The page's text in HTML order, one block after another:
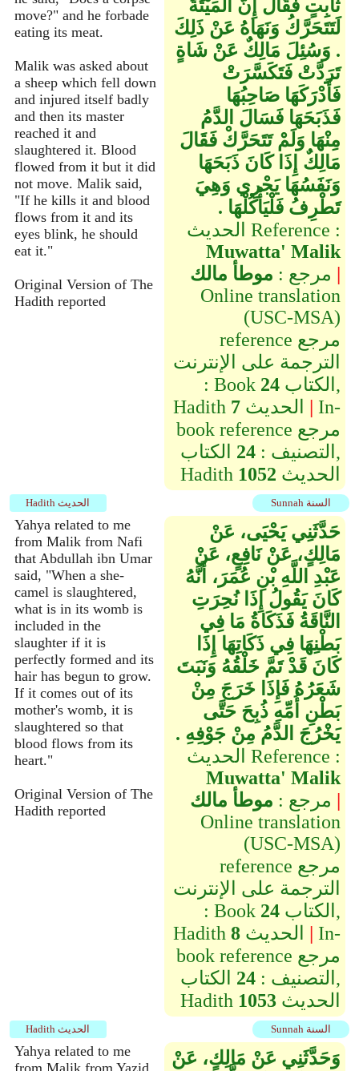
move?" and he forbade
eating its meat.
Malik was asked about
a sheep which fell down
and injured itself badly
and then its master
reached it and
slaughtered it. Blood
flowed from it but it did
not move. Malik said,
"If he kills it and blood
flows from it and its
eyes blink, he should
eat it."
Original Version of The
Hadith reported
ثَابِتٍ فَقَالَ إِنَّ الْمَيْتَةَ
لَتَتَحَرَّكُ وَنَهَاهُ عَنْ ذَلِكَ
‏.‏ وَسُئِلَ مَالِكٌ عَنْ شَاةٍ
تَرَدَّتْ فَتَكَسَّرَتْ
فَأَدْرَكَهَا صَاحِبُهَا
فَذَبَحَهَا فَسَالَ الدَّمُ
مِنْهَا وَلَمْ تَتَحَرَّكْ فَقَالَ
مَالِكٌ إِذَا كَانَ ذَبَحَهَا
وَنَفَسُهَا يَجْرِي وَهِيَ
تَطْرِفُ فَلْيَأْكُلْهَا ‏.‏
الحديث Reference :
Muwatta' Malik
مرجع : موطأ مالك
|
Online translation
(USC-MSA)
reference مرجع
الترجمة على الإنترنت
: Book 24الكتاب,
Hadith 7 | In-
book reference مرجع
التصنيف :24 الكتاب,
Hadith 1052 الحديث
Sunnah السنة Hadith الحديث
Yahya related to me
from Malik from Nafi
that Abdullah ibn Umar
said, "When a she-
camel is slaughtered,
what is in its womb is
included in the
slaughter if it is
perfectly formed and its
hair has begun to grow.
If it comes out of its
mother's womb, it is
slaughtered so that
blood flows from its
heart."
Original Version of The
Hadith reported
حَدَّثَنِي يَحْيَى، عَنْ
مَالِكٍ، عَنْ نَافِعٍ، عَنْ
عَبْدِ اللَّهِ بْنِ عُمَرَ، أَنَّهُ
كَانَ يَقُولُ إِذَا نُحِرَتِ
النَّاقَةُ فَذَكَاةُ مَا فِي
بَطْنِهَا فِي ذَكَاتِهَا إِذَا
كَانَ قَدْ تَمَّ خَلْقُهُ وَنَبَتَ
شَعَرُهُ فَإِذَا خَرَجَ مِنْ
بَطْنِ أُمِّهِ ذُبِحَ حَتَّى
يَخْرُجَ الدَّمُ مِنْ جَوْفِهِ ‏.‏
الحديث Reference :
Muwatta' Malik
مرجع : موطأ مالك
|
Online translation
(USC-MSA)
reference مرجع
الترجمة على الإنترنت
: Book 24الكتاب,
Hadith 8 | In-
book reference مرجع
التصنيف :24 الكتاب,
Hadith 1053 الحديث
Sunnah السنة Hadith الحديث
Yahya related to me
from Malik from Yazid
وَحَدَّثَنِي عَنْ مَالِكٍ، عَنْ